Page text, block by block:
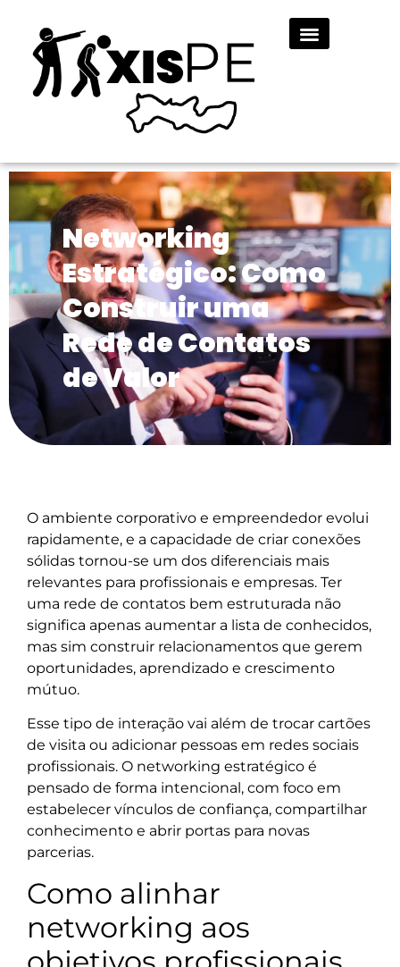
Networking
Estratégico: Como
Construir uma
Rede de Contatos
de Valor
O ambiente corporativo e empreendedor evolui
rapidamente, e a capacidade de criar conexões
sólidas tornou-se um dos diferenciais mais
relevantes para profissionais e empresas. Ter
uma rede de contatos bem estruturada não
significa apenas aumentar a lista de conhecidos,
mas sim construir relacionamentos que gerem
oportunidades, aprendizado e crescimento
mútuo.
Esse tipo de interação vai além de trocar cartões
de visita ou adicionar pessoas em redes sociais
profissionais. O networking estratégico é
pensado de forma intencional, com foco em
estabelecer vínculos de confiança, compartilhar
conhecimento e abrir portas para novas
parcerias.
Como alinhar
networking aos